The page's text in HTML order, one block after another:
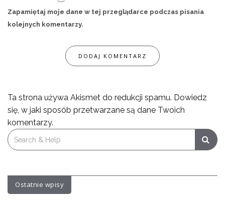
Zapamiętaj moje dane w tej przeglądarce podczas pisania
kolejnych komentarzy.
Ta strona używa Akismet do redukcji spamu. Dowiedz
się, w jaki sposób przetwarzane są dane Twoich
komentarzy.
Search
for:
Ostatnie wpisy